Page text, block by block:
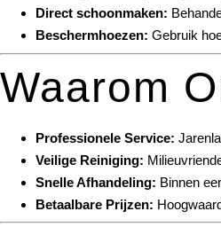
Direct schoonmaken:
Beschermhoezen: Gebruik
Waarom
Professionele Service:
Veilige Reiniging:
Snelle Afhandeling: Binnen
Betaalbare Prijzen: